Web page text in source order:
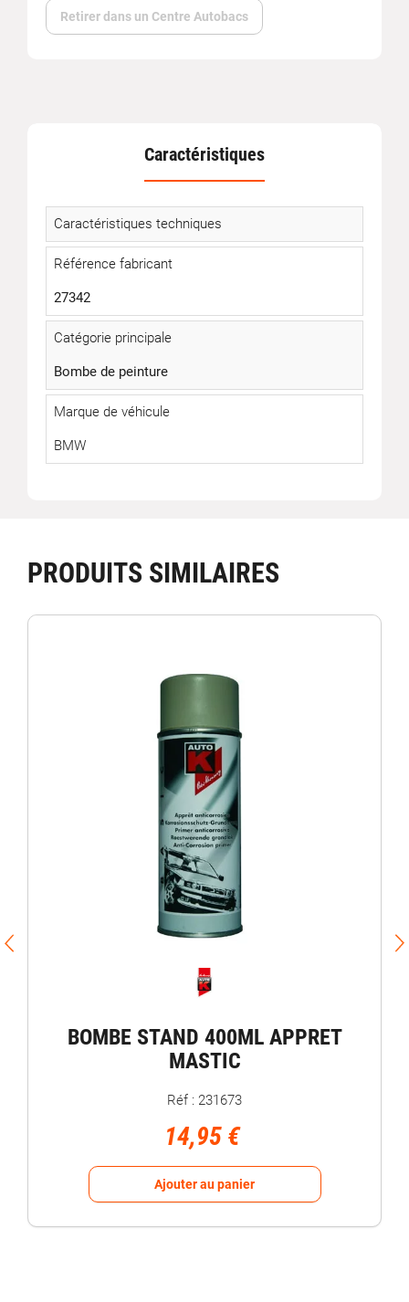
Retirer dans un Centre Autobacs
Caractéristiques
Caractéristiques techniques
Référence fabricant
27342
Catégorie principale
Bombe de peinture
Marque de véhicule
BMW
PRODUITS SIMILAIRES
BOMBE STAND 400ML APPRET
MASTIC
Réf : 231673
14,95 €
Ajouter au panier